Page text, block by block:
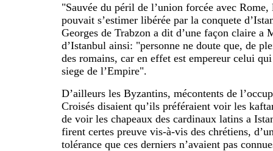
"Sauvée du péril de l’union forcée avec
pouvait s’estimer libérée par la conquete
Georges de Trabzon a dit d’une façon claire a
d’Istanbul ainsi: "personne ne doute que, de
des romains, car en effet est empereur celui
siege de l’Empire".
D’ailleurs les Byzantins, mécontents de
Croisés disaient qu’ils préféraient voir les
de voir les chapeaux des cardinaux latins a
firent certes preuve vis-à-vis des chrétiens,
tolérance que ces derniers n’avaient pas